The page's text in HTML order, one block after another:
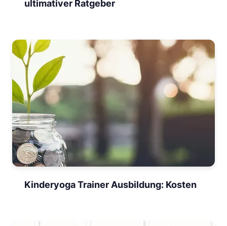
ultimativer Ratgeber
Kinderyoga Trainer Ausbildung: Kosten